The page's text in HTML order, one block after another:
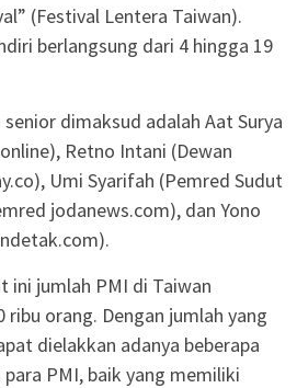
(Festival Lentera Taiwan).
berlangsung dari 4 hingga 19
dimaksud adalah Aat Surya
Retno Intani (Dewan
Umi Syarifah (Pemred Sudut
jodanews.com), dan Yono
ini jumlah PMI di Taiwan
ribu orang. Dengan jumlah yang
dielakkan adanya beberapa
PMI, baik yang memiliki